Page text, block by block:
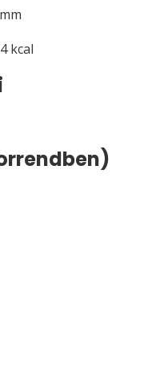
kcal